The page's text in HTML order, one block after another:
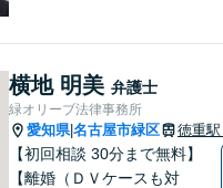
バー等の情報問題にも意欲高
く取り組みます。お困りごと
があれば。お気軽にご相談く
ださい。
横地 明美 弁護士
緑オリーブ法律事務所
愛知県|名古屋市緑区 徳重駅
【初回相談 30分まで無料】
【離婚（ＤＶケースも対